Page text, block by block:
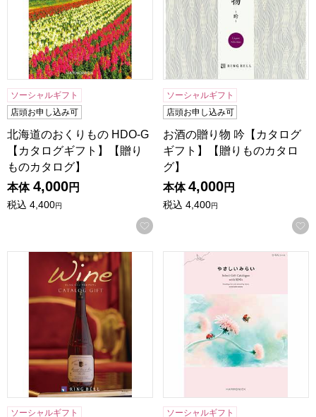
ソーシャルギフト
店頭お申し込み可
北海道のおくりもの HDO-G
【カタログギフト】【贈り
ものカタログ】
本体 4,000円
税込 4,400円
お気に入りに登録する
ソーシャルギフト
店頭お申し込み可
お酒の贈り物 吟【カタログ
ギフト】【贈りものカタロ
グ】
本体 4,000円
税込 4,400円
ワインカタログギフト アロマ【カタログギフト】【贈りも
ソーシャルギフト
やさしいみらい ひらり【カ
ソーシャルギフト